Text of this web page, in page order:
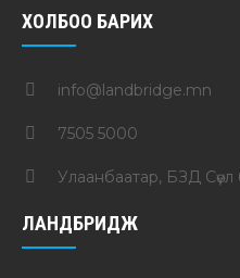
ХОЛБОО БАРИХ
info@landbridge.mn
7505 5000
Улаанбаатар, БЗД Сөүл
ЛАНДБРИДЖ